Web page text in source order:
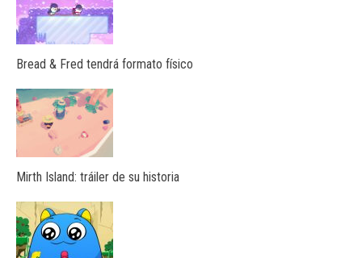
Bread & Fred tendrá formato físico
Mirth Island: tráiler de su historia